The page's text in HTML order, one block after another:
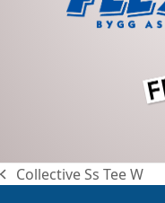
previous
Collective Ss Tee W